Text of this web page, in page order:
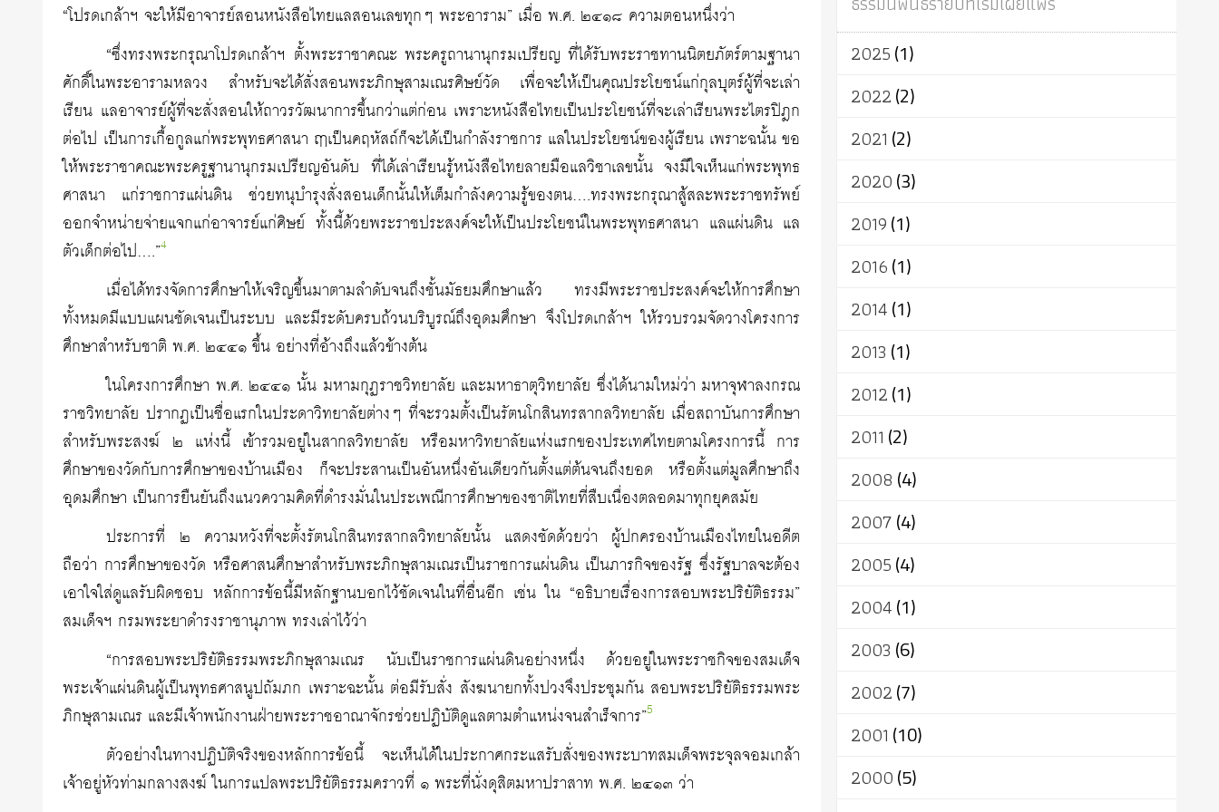
“โปรดเกล้าฯ จะให้มีอาจารย์สอนหนังสือไทยแลสอนเลขทุกๆ พระอาราม” เมื่อ พ.ศ. ๒๔๑๘ ความตอนหนึ่งว่า
“ซึ่งทรงพระกรุณาโปรดเกล้าฯ ตั้งพระราชาคณะ พระครูถานานุกรมเปรียญ ที่ได้รับพระราชทานนิตยภัตร์ตามฐานา
ศักดิ์ในพระอารามหลวง สำหรับจะได้สั่งสอนพระภิกษุสามเณรศิษย์วัด เพื่อจะให้เป็นคุณประโยชน์แก่กุลบุตร์ผู้ที่จะเล่า
เรียน แลอาจารย์ผู้ที่จะสั่งสอนให้ถาวรวัฒนาการขึ้นกว่าแต่ก่อน เพราะหนังสือไทยเป็นประโยชน์ที่จะเล่าเรียนพระไตรปิฎก
ต่อไป เป็นการเกื้อกูลแก่พระพุทธศาสนา ฤาเป็นคฤหัสถ์ก็จะได้เป็นกำลังราชการ แลในประโยชน์ของผู้เรียน เพราะฉนั้น ขอ
ให้พระราชาคณะพระครูฐานานุกรมเปรียญอันดับ ที่ได้เล่าเรียนรู้หนังสือไทยลายมือแลวิชาเลขนั้น จงมีใจเห็นแก่พระพุทธ
ศาสนา แก่ราชการแผ่นดิน ช่วยทนุบำรุงสั่งสอนเด็กนั้นให้เต็มกำลังความรู้ของตน….ทรงพระกรุณาสู้สละพระราชทรัพย์
ออกจำหน่ายจ่ายแจกแก่อาจารย์แก่ศิษย์ ทั้งนี้ด้วยพระราชประสงค์จะให้เป็นประโยชน์ในพระพุทธศาสนา แลแผ่นดิน แล
ตัวเด็กต่อไป….”4
เมื่อได้ทรงจัดการศึกษาให้เจริญขึ้นมาตามลำดับจนถึงชั้นมัธยมศึกษาแล้ว ทรงมีพระราชประสงค์จะให้การศึกษา
ทั้งหมดมีแบบแผนชัดเจนเป็นระบบ และมีระดับครบถ้วนบริบูรณ์ถึงอุดมศึกษา จึงโปรดเกล้าฯ ให้รวบรวมจัดวางโครงการ
ศึกษาสำหรับชาติ พ.ศ. ๒๔๔๑ ขึ้น อย่างที่อ้างถึงแล้วข้างต้น
ในโครงการศึกษา พ.ศ. ๒๔๔๑ นั้น มหามกุฏราชวิทยาลัย และมหาธาตุวิทยาลัย ซึ่งได้นามใหม่ว่า มหาจุฬาลงกรณ
ราชวิทยาลัย ปรากฏเป็นชื่อแรกในประดาวิทยาลัยต่างๆ ที่จะรวมตั้งเป็นรัตนโกสินทรสากลวิทยาลัย เมื่อสถาบันการศึกษา
สำหรับพระสงฆ์ ๒ แห่งนี้ เข้ารวมอยู่ในสากลวิทยาลัย หรือมหาวิทยาลัยแห่งแรกของประเทศไทยตามโครงการนี้ การ
ศึกษาของวัดกับการศึกษาของบ้านเมือง ก็จะประสานเป็นอันหนึ่งอันเดียวกันตั้งแต่ต้นจนถึงยอด หรือตั้งแต่มูลศึกษาถึง
อุดมศึกษา เป็นการยืนยันถึงแนวความคิดที่ดำรงมั่นในประเพณีการศึกษาของชาติไทยที่สืบเนื่องตลอดมาทุกยุคสมัย
ประการที่ ๒ ความหวังที่จะตั้งรัตนโกสินทรสากลวิทยาลัยนั้น แสดงชัดด้วยว่า ผู้ปกครองบ้านเมืองไทยในอดีต
ถือว่า การศึกษาของวัด หรือศาสนศึกษาสำหรับพระภิกษุสามเณรเป็นราชการแผ่นดิน เป็นภารกิจของรัฐ ซึ่งรัฐบาลจะต้อง
เอาใจใส่ดูแลรับผิดชอบ หลักการข้อนี้มีหลักฐานบอกไว้ชัดเจนในที่อื่นอีก เช่น ใน “อธิบายเรื่องการสอบพระปริยัติธรรม”
สมเด็จฯ กรมพระยาดำรงราชานุภาพ ทรงเล่าไว้ว่า
“การสอบพระปริยัติธรรมพระภิกษุสามเณร นับเป็นราชการแผ่นดินอย่างหนึ่ง ด้วยอยู่ในพระราชกิจของสมเด็จ
พระเจ้าแผ่นดินผู้เป็นพุทธศาสนูปถัมภก เพราะฉะนั้น ต่อมีรับสั่ง สังฆนายกทั้งปวงจึงประชุมกัน สอบพระปริยัติธรรมพระ
ภิกษุสามเณร และมีเจ้าพนักงานฝ่ายพระราชอาณาจักรช่วยปฏิบัติดูแลตามตำแหน่งจนสำเร็จการ”5
ตัวอย่างในทางปฏิบัติจริงของหลักการข้อนี้ จะเห็นได้ในประกาศกระแสรับสั่งของพระบาทสมเด็จพระจุลจอมเกล้า
เจ้าอยู่หัวท่ามกลางสงฆ์ ในการแปลพระปริยัติธรรมคราวที่ ๑ พระที่นั่งดุสิตมหาปราสาท พ.ศ. ๒๔๑๓ ว่า
ผู้บริโภค
ธรรมาธิปไตย
การแยกรัฐกับศาสนา
ธรรมชาติ
เทคโนโลยี
พุทธบริษัท
วัฒนธรรม
2025(1)
2022(2)
2021 (2)
2020(3)
2019(1)
2016(1)
2014(1)
2013 (1)
2012(1)
2011 (2)
2008 (4)
2007(4)
2005(4)
2004(1)
2003 (6)
2002(7)
2001 (10)
2000(5)